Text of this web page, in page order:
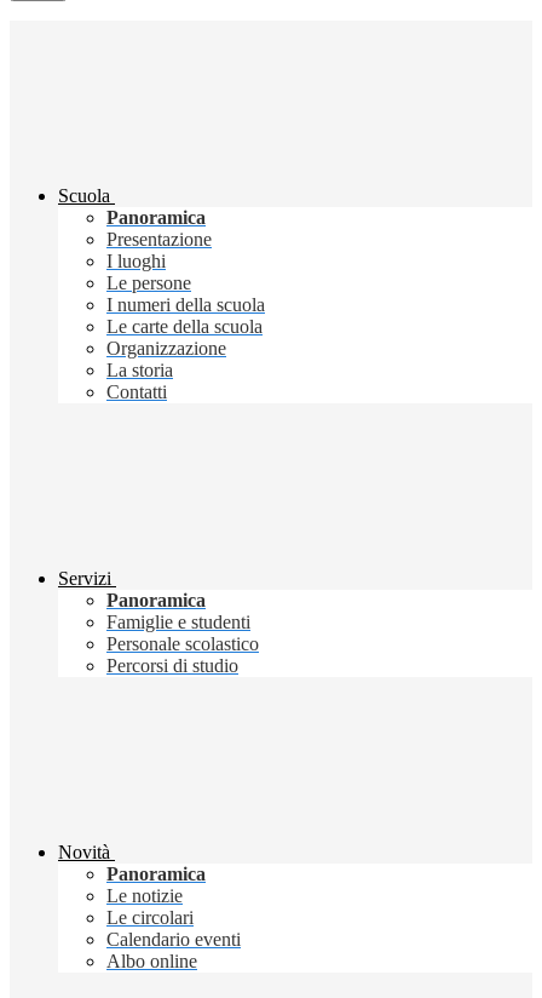
Scuola
Panoramica
Presentazione
I luoghi
Le persone
I numeri della scuola
Le carte della scuola
Organizzazione
La storia
Contatti
Servizi
Panoramica
Famiglie e studenti
Personale scolastico
Percorsi di studio
Novità
Panoramica
Le notizie
Le circolari
Calendario eventi
Albo online